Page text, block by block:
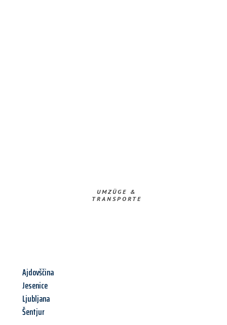
UMZÜGE &
TRANSPORTE
Ajdovščina
Jesenice
Ljubljana
Šentjur